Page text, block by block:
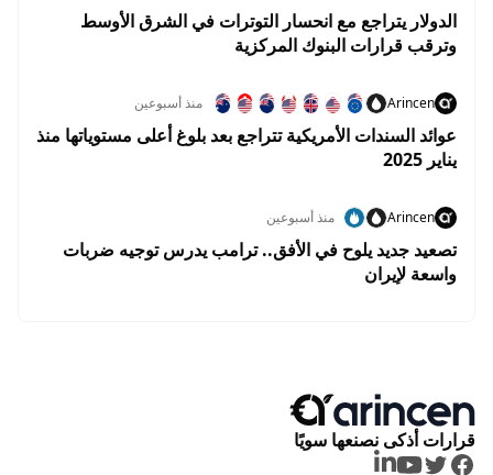
الدولار يتراجع مع انحسار التوترات في الشرق الأوسط
وترقب قرارات البنوك المركزية
Arincen منذ أسبوعين
عوائد السندات الأمريكية تتراجع بعد بلوغ أعلى مستوياتها منذ
يناير 2025
Arincen منذ أسبوعين
تصعيد جديد يلوح في الأفق.. ترامب يدرس توجيه ضربات
واسعة لإيران
قرارات أذكى نصنعها سويًا
Facebook
Twitter
Youtube
LinkedIn